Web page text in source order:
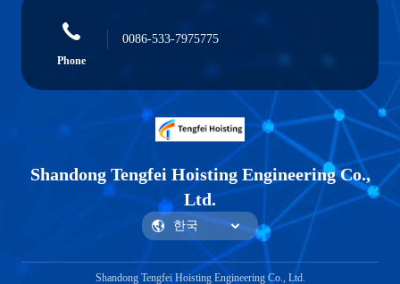
Phone
0086-533-7975775
Shandong Tengfei Hoisting Engineering Co.,
Ltd.
Shandong Tengfei Hoisting Engineering Co., Ltd.